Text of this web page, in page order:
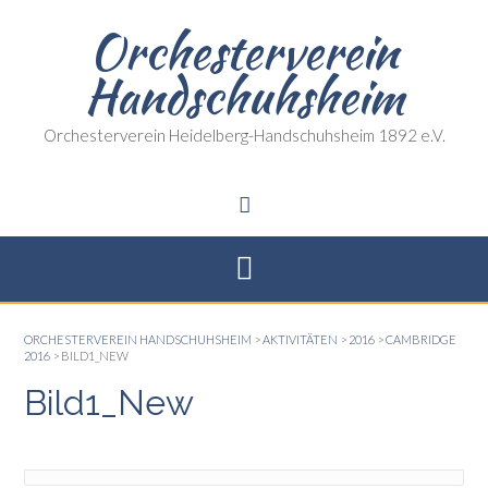
Orchesterverein
Handschuhsheim
Orchesterverein Heidelberg-Handschuhsheim 1892 e.V.
ORCHESTERVEREIN HANDSCHUHSHEIM >AKTIVITÄTEN > 2016 >CAMBRIDGE
2016 > BILD1_NEW
Bild1_New